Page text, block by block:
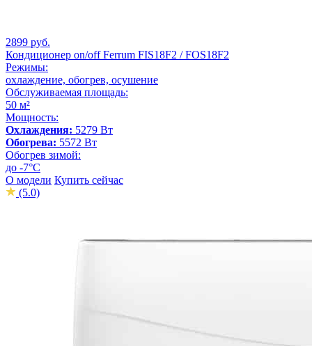
2899 руб.
Кондиционер on/off Ferrum FIS18F2 / FOS18F2
Режимы:
охлаждение, обогрев, осушение
Обслуживаемая площадь:
50 м²
Мощность:
Охлаждения: 5279 Вт
Обогрева: 5572 Вт
Обогрев зимой:
до -7°С
О модели Купить сейчас
(5.0)